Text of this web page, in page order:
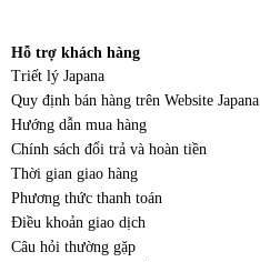
Hỗ trợ khách hàng
Triết lý Japana
Quy định bán hàng trên Website Japana
Hướng dẫn mua hàng
Chính sách đổi trả và hoàn tiền
Thời gian giao hàng
Phương thức thanh toán
Điều khoản giao dịch
Câu hỏi thường gặp